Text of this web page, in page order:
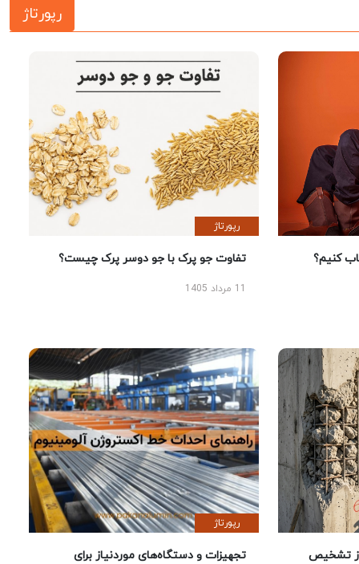
رپورتاژ
کنیم؟
رپورتاژ
تفاوت جو پرک با جو دوسر پرک چیست؟
تشخیص
رپورتاژ
تجهیزات و دستگاه‌های موردنیاز برای